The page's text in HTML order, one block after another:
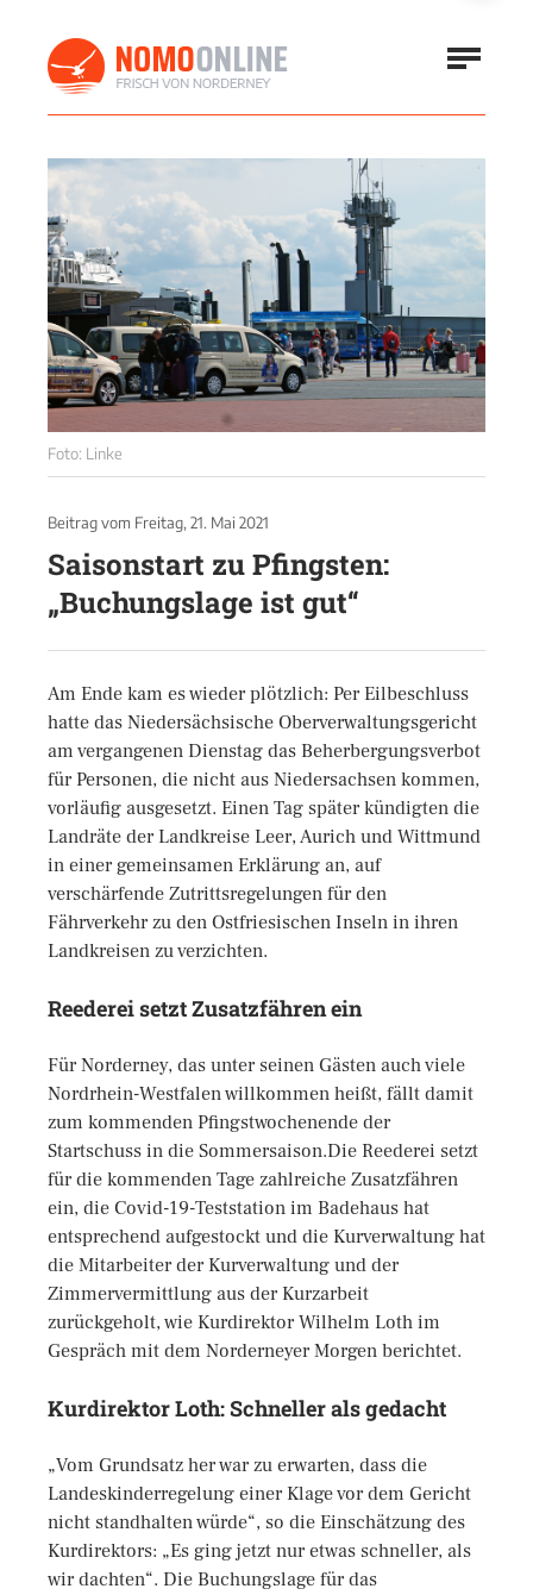
Foto: Linke
Beitrag vom Freitag, 21. Mai 2021
Saisonstart zu Pfingsten:
„Buchungslage ist gut“
Am Ende kam es wieder plötzlich: Per Eilbeschluss
hatte das Niedersächsische Oberverwaltungsgericht
am vergangenen Dienstag das Beherbergungsverbot
für Personen, die nicht aus Niedersachsen kommen,
vorläufig ausgesetzt. Einen Tag später kündigten die
Landräte der Landkreise Leer, Aurich und Wittmund
in einer gemeinsamen Erklärung an, auf
verschärfende Zutrittsregelungen für den
Fährverkehr zu den Ostfriesischen Inseln in ihren
Landkreisen zu verzichten.
Reederei setzt Zusatzfähren ein
Für Norderney, das unter seinen Gästen auch viele
Nordrhein-Westfalen willkommen heißt, fällt damit
zum kommenden Pfingstwochenende der
Startschuss in die Sommersaison.Die Reederei setzt
für die kommenden Tage zahlreiche Zusatzfähren
ein, die Covid-19-Teststation im Badehaus hat
entsprechend aufgestockt und die Kurverwaltung hat
die Mitarbeiter der Kurverwaltung und der
Zimmervermittlung aus der Kurzarbeit
zurückgeholt, wie Kurdirektor Wilhelm Loth im
Gespräch mit dem Norderneyer Morgen berichtet.
Kurdirektor Loth: Schneller als gedacht
„Vom Grundsatz her war zu erwarten, dass die
Landeskinderregelung einer Klage vor dem Gericht
nicht standhalten würde“, so die Einschätzung des
Kurdirektors: „Es ging jetzt nur etwas schneller, als
wir dachten“. Die Buchungslage für das